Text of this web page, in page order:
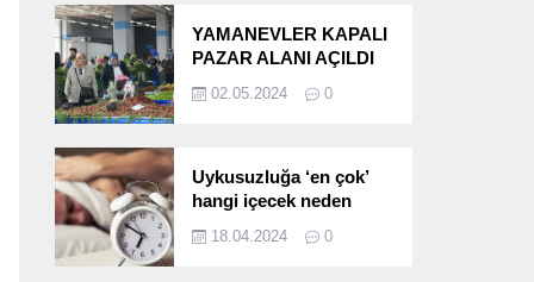
YAMANEVLER KAPALI
PAZAR ALANI AÇILDI
02.05.2024 0
Uykusuzluğa ‘en çok’
hangi içecek neden
18.04.2024 0